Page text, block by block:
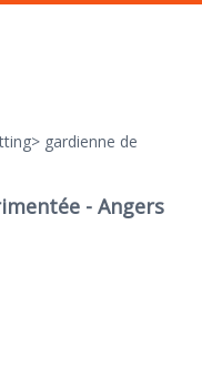
> gardienne de
- Angers